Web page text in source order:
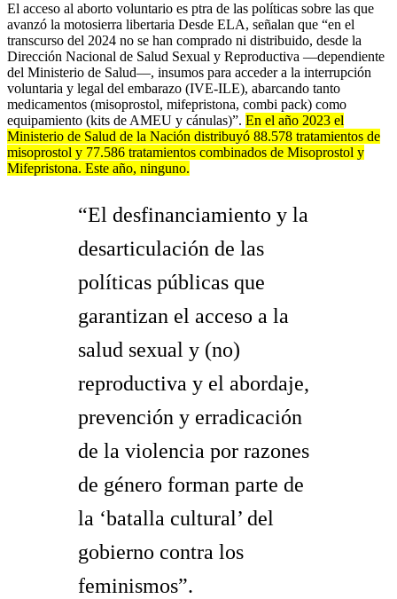
El acceso al aborto voluntario es ptra de las políticas sobre las que
avanzó la motosierra libertaria Desde ELA, señalan que “en el
transcurso del 2024 no se han comprado ni distribuido, desde la
Dirección Nacional de Salud Sexual y Reproductiva —dependiente
del Ministerio de Salud—, insumos para acceder a la interrupción
voluntaria y legal del embarazo (IVE-ILE), abarcando tanto
medicamentos (misoprostol, mifepristona, combi pack) como
equipamiento (kits de AMEU y cánulas)”. En el año 2023 el
Ministerio de Salud de la Nación distribuyó 88.578 tratamientos de
misoprostol y 77.586 tratamientos combinados de Misoprostol y
Mifepristona. Este año, ninguno.
“El desfinanciamiento y la
desarticulación de las
políticas públicas que
garantizan el acceso a la
salud sexual y (no)
reproductiva y el abordaje,
prevención y erradicación
de la violencia por razones
de género forman parte de
la ‘batalla cultural’ del
gobierno contra los
feminismos”.